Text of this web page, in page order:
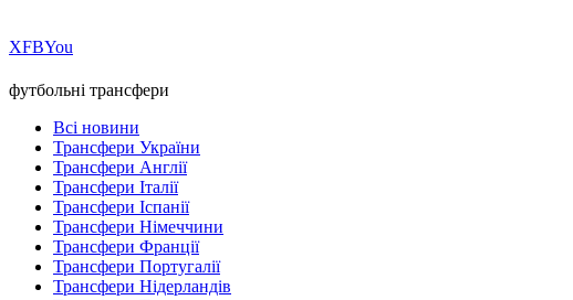
ХFBYou
футбольні трансфери
Всі новини
Трансфери України
Трансфери Англії
Трансфери Італії
Трансфери Іспанії
Трансфери Німеччини
Трансфери Франції
Трансфери Португалії
Трансфери Нідерландів